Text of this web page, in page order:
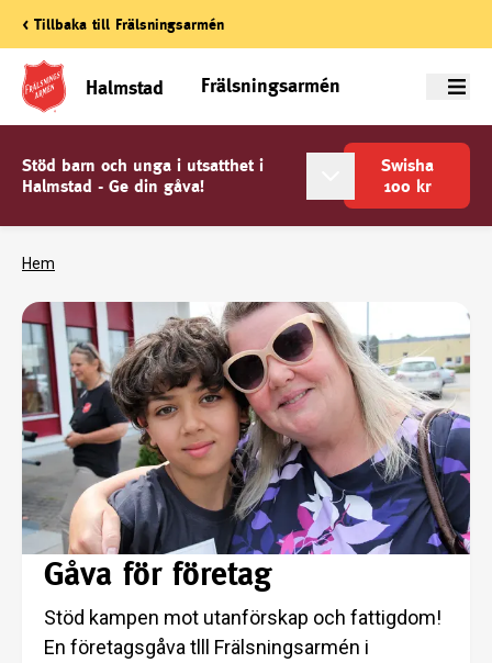
< Tillbaka till Frälsningsarmén
Halmstad Frälsningsarmén Meny
Stöd barn och unga i utsatthet i
Halmstad - Ge din gåva!
Swisha
100 kr
Hem
Gåva för företag
Stöd kampen mot utanförskap och fattigdom!
En företagsgåva tlll Frälsningsarmén i